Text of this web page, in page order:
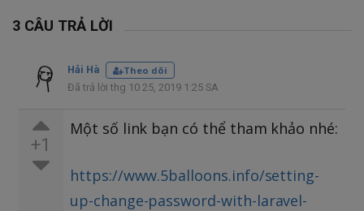
3 CÂU TRẢ LỜI
Hải Hà
Theo dõi
Đã trả lời thg 10 25, 2019 1:25 SA
+1
Một số link bạn có thể tham khảo nhé:
https://www.5balloons.info/setting-
up-change-password-with-laravel-